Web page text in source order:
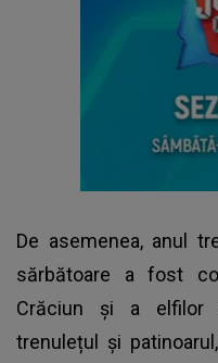
De asemenea, anul
sărbătoare a fost
Crăciun și a elfilor
trenulețul și